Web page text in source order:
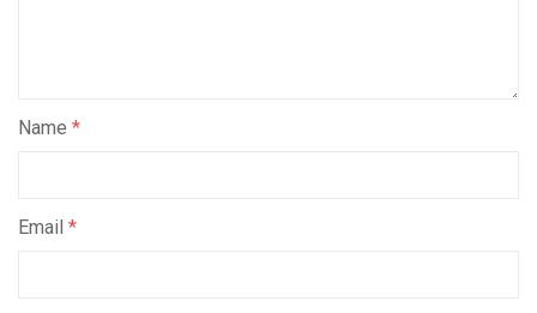
Name *
Email *